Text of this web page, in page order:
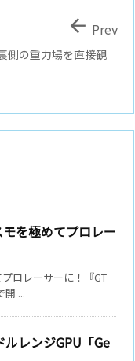
側の重力場を直接観
 Prev
を極めてプロレー
ロレーサーに！『GT
開 ...
ルレンジGPU「Ge